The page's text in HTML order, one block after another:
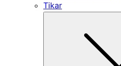
Tikar